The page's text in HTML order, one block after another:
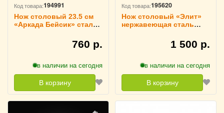
Код товара:194991
Нож столовый 23.5 см
«Аркада Бейсик» сталь
760 р.
в наличии на сегодня
В корзину
Код товара:195620
Нож столовый «Элит»
нержавеющая сталь
1 500 р.
в наличии на сегодня
В корзину